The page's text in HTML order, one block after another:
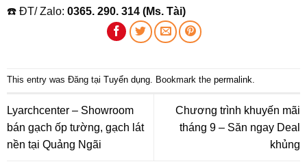
☎️ ĐT/ Zalo: 0365. 290. 314 (Ms. Tài)
This entry was Đăng tại Tuyển dụng. Bookmark the permalink.
Lyarchcenter – Showroom
bán gạch ốp tường, gạch lát
nền tại Quảng Ngãi
Chương trình khuyến mãi
tháng 9 – Săn ngay Deal
khủng